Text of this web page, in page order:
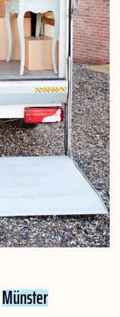
Münster